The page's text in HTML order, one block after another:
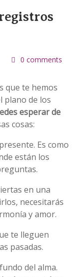
0 comments
que te hemos
plano de los
esperar de
cosas:
Es como
están los
en una
necesitarás
y amor.
te lleguen
pasadas.
del alma.